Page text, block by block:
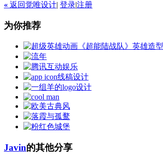
« 返回觉唯设计| 登录|注册
为你推荐
Javin的其他分享